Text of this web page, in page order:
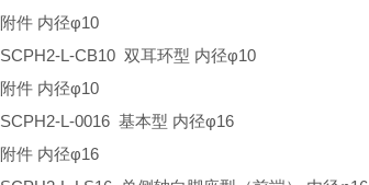
附件 内径φ10
SCPH2-L-CB10 双耳环型 内径φ10
附件 内径φ10
SCPH2-L-0016 基本型 内径φ16
附件 内径φ16